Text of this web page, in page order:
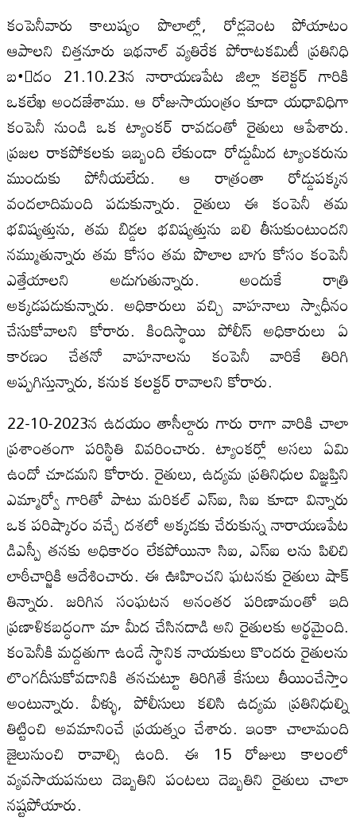
కంపెనీవారు కాలుష్యం పొలాల్లో, రోడ్లవెంట పోయాటం
ఆపాలని చిత్తనూరు ఇథనాల్‍ వ్యతిరేక పోరాటకమిటీ ప్రతినిధి
బ•ందం 21.10.23న నారాయణపేట జిల్లా కలెక్టర్‍ గారికి
ఒకలేఖ అందజేశాము. ఆ రోజుసాయంత్రం కూడా యధావిధిగా
కంపెనీ నుండి ఒక ట్యాంకర్‍ రావడంతో రైతులు ఆపేశారు.
ప్రజల రాకపోకలకు ఇబ్బంది లేకుండా రోడ్డుమీద ట్యాంకరును
ముందుకు పోనీయలేదు. ఆ రాత్రంతా రోడ్డుపక్కన
వందలాదిమంది పడుకున్నారు. రైతులు ఈ కంపెనీ తమ
భవిష్యత్తును, తమ బిడ్డల భవిష్యత్తును బలి తీసుకుంటుందని
నమ్ముతున్నారు తమ కోసం తమ పొలాల బాగు కోసం కంపెనీ
ఎత్తేయాలని అడుగుతున్నారు. అందుకే రాత్రి
అక్కడపడుకున్నారు. అధికారులు వచ్చి వాహనాలు స్వాధీనం
చేసుకోవాలని కోరారు. కిందిస్థాయి పోలీస్‍ అధికారులు ఏ
కారణం చేతనో వాహనాలను కంపెనీ వారికే తిరిగి
అప్పగిస్తున్నారు, కనుక కలక్టర్‍ రావాలని కోరారు.
22-10-2023న ఉదయం తాసీల్దారు గారు రాగా వారికి చాలా
ప్రశాంతంగా పరిస్థితి వివరించారు. ట్యాంకర్లో అసలు ఏమి
ఉందో చూడమని కోరారు. రైతులు, ఉద్యమ ప్రతినిధుల విజ్ఞప్తిని
ఎమ్మార్వో గారితో పాటు మరికల్‍ ఎస్‍ఐ, సిఐ కూడా విన్నారు
ఒక పరిష్కారం వచ్చే దశలో అక్కడకు చేరుకున్న నారాయణపేట
డిఎస్పీ తనకు అధికారం లేకపోయినా సిఐ, ఎస్‍ఐ లను పిలిచి
లాఠీచార్జికి ఆదేశించారు. ఈ ఊహించని ఘటనకు రైతులు షాక్‍
తిన్నారు. జరిగిన సంఘటన అనంతర పరిణామంతో ఇది
ప్రణాళికబద్ధంగా మా మీద చేసినదాడి అని రైతులకు అర్థమైంది.
కంపెనీకి మద్దతుగా ఉండే స్థానిక నాయకులు కొందరు రైతులను
లొంగదీసుకోవడానికి తనచుట్టూ తిరిగితే కేసులు తీయించేస్తాం
అంటున్నారు. వీళ్ళు, పోలీసులు కలిసి ఉద్యమ ప్రతినిధుల్ని
తిట్టించి అవమానించే ప్రయత్నం చేశారు. ఇంకా చాలామంది
జైలునుంచి రావాల్సి ఉంది. ఈ 15 రోజులు కాలంలో
వ్యవసాయపనులు దెబ్బతిని పంటలు దెబ్బతిని రైతులు చాలా
నష్టపోయారు.